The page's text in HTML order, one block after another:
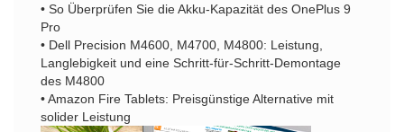
• So Überprüfen Sie die Akku-Kapazität des OnePlus 9
Pro
• Dell Precision M4600, M4700, M4800: Leistung,
Langlebigkeit und eine Schritt-für-Schritt-Demontage
des M4800
• Amazon Fire Tablets: Preisgünstige Alternative mit
solider Leistung